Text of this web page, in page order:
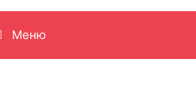
Меню